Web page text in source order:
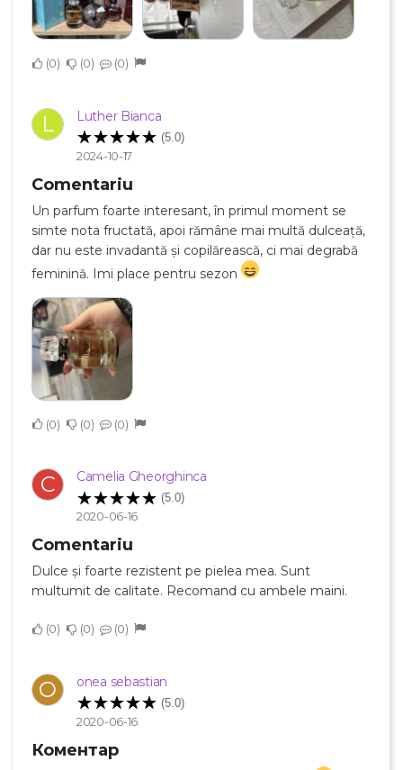
0 0 0
L Luther Bianca
(5.0)
2024-10-17
Comentariu
Un parfum foarte interesant, în primul moment se
simte nota fructată, apoi rămâne mai multă dulceață,
dar nu este invadantă și copilărească, ci mai degrabă
feminină. Imi place pentru sezon
0 0 0
C Camelia Gheorghinca
(5.0)
2020-06-16
Comentariu
Dulce și foarte rezistent pe pielea mea. Sunt
multumit de calitate. Recomand cu ambele maini.
0 0 0
O onea sebastian
(5.0)
2020-06-16
Коментар
Creeaza o lista de dorinte
Numele listei de dorinte